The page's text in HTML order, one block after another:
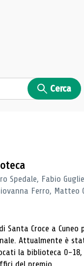
Cerca
Spedale, Fabio
Ferro, Matteo
Croce a Cuneo
Attualmente è
la biblioteca 0-
del premio ...